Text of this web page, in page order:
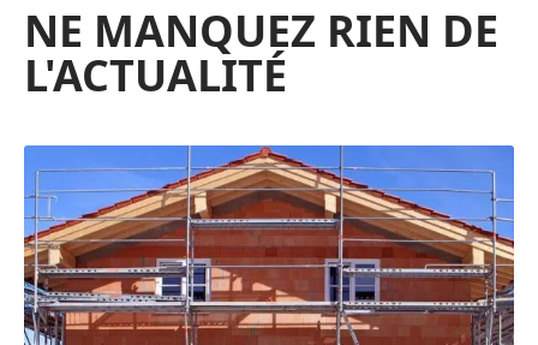
NE MANQUEZ RIEN DE
L'ACTUALITÉ